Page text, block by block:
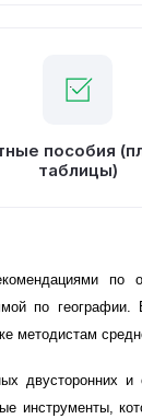
пособия
таблицы)
по
по
методистам
двусторонних
инструменты,